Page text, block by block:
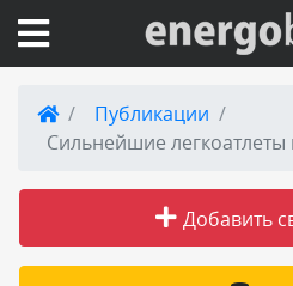
Вход на сайт
Публикации
Публикации
Добавить